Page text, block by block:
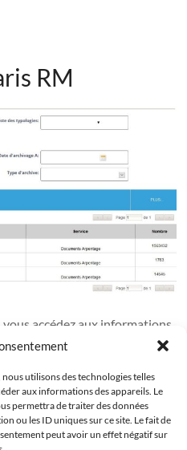
utilisons des technologies telles
aux informations des appareils. Le
permettra de traiter des données
ou les ID uniques sur ce site. Le fait de
peut avoir un effet négatif sur
RM
accédez aux informations
partir du portail Damaris RM.
le nombre de documents
les documents numériques